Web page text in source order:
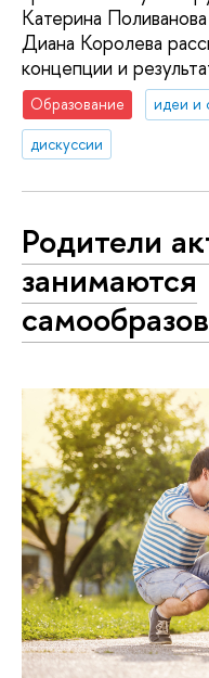
Катерина
Диана Королева
концепции и
Образование
идеи и
дискуссии
Родители
занимаются